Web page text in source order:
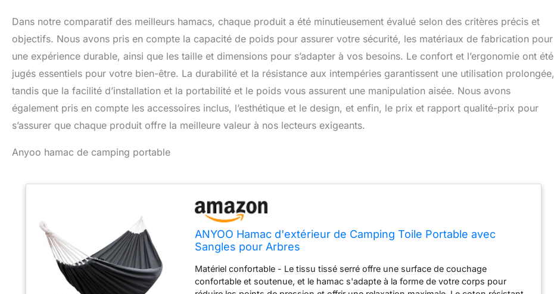
Dans notre comparatif des meilleurs hamacs, chaque produit a été minutieusement évalué selon des critères précis et
objectifs. Nous avons pris en compte la capacité de poids pour assurer votre sécurité, les matériaux de fabrication pour
une expérience durable, ainsi que les taille et dimensions pour s’adapter à vos besoins. Le confort et l’ergonomie ont été
jugés essentiels pour votre bien-être. La durabilité et la résistance aux intempéries garantissent une utilisation prolongée,
tandis que la facilité d’installation et la portabilité et le poids vous assurent une manipulation aisée. Nous avons
également pris en compte les accessoires inclus, l’esthétique et le design, et enfin, le prix et rapport qualité-prix pour
s’assurer que chaque produit offre la meilleure valeur à nos lecteurs exigeants.
Anyoo hamac de camping portable
ANYOO Hamac d'extérieur de Camping Toile Portable avec
Sangles pour Arbres
Matériel confortable - Le tissu tissé serré offre une surface de couchage
confortable et soutenue, et le hamac s'adapte à la forme de votre corps pour